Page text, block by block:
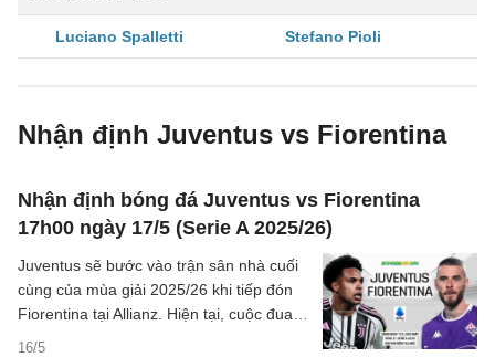
Luciano Spalletti Stefano Pioli
Nhận định Juventus vs Fiorentina
Nhận định bóng đá Juventus vs Fiorentina
17h00 ngày 17/5 (Serie A 2025/26)
16/5
Juventus sẽ bước vào trận sân nhà cuối
cùng của mùa giải 2025/26 khi tiếp đón
Fiorentina tại Allianz. Hiện tại, cuộc đua
giành vé dự Champions League ở Serie A